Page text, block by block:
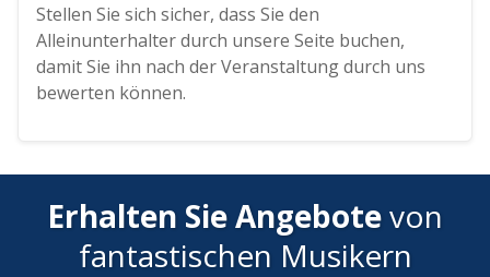
Stellen Sie sich sicher, dass Sie den
Alleinunterhalter durch unsere Seite buchen,
damit Sie ihn nach der Veranstaltung durch uns
bewerten können.
Erhalten Sie Angebotevon
fantastischen Musikern